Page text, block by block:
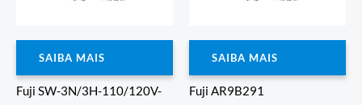
SAIBA MAIS
Fuji SW-3N/3H-110/120V-
SAIBA MAIS
Fuji AR9B291